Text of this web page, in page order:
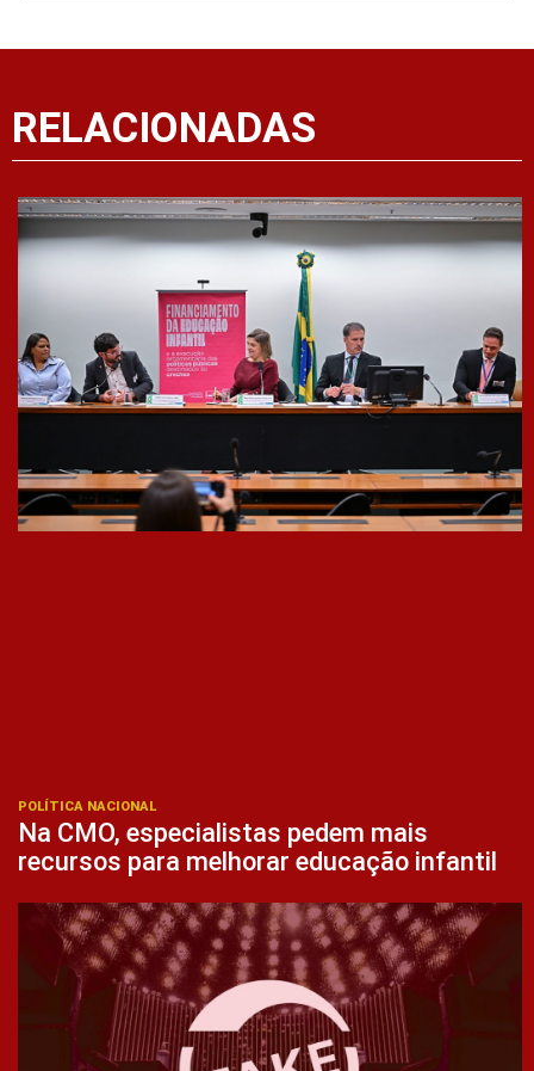
RELACIONADAS
POLÍTICA NACIONAL
Na CMO, especialistas pedem mais
recursos para melhorar educação infantil